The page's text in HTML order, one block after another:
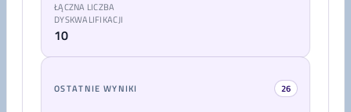
ŁĄCZNA LICZBA
DYSKWALIFIKACJI
10
OSTATNIE WYNIKI 26